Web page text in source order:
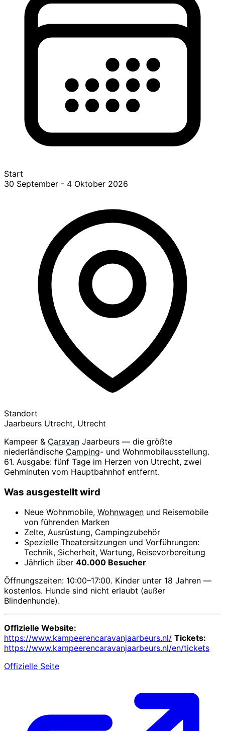
Start
30 September - 4 Oktober 2026
Standort
Jaarbeurs Utrecht, Utrecht
Kampeer & Caravan Jaarbeurs — die größte
niederländische Camping- und Wohnmobilausstellung.
61. Ausgabe: fünf Tage im Herzen von Utrecht, zwei
Gehminuten vom Hauptbahnhof entfernt.
Was ausgestellt wird
Neue Wohnmobile, Wohnwagen und Reisemobile
von führenden Marken
Zelte, Ausrüstung, Campingzubehör
Spezielle Theatersitzungen und Vorführungen:
Technik, Sicherheit, Wartung, Reisevorbereitung
Jährlich über 40.000 Besucher
Öffnungszeiten: 10:00–17:00. Kinder unter 18 Jahren —
kostenlos. Hunde sind nicht erlaubt (außer
Blindenhunde).
Offizielle Website:
https://www.kampeerencaravanjaarbeurs.nl/ Tickets:
https://www.kampeerencaravanjaarbeurs.nl/en/tickets
Offizielle Seite